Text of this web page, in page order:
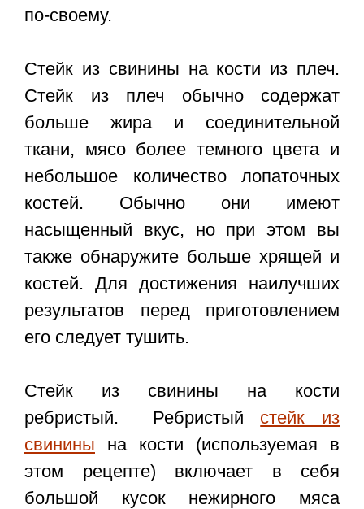
по-своему.
Стейк из свинины на кости из плеч.
Стейк из плеч обычно содержат
больше жира и соединительной
ткани, мясо более темного цвета и
небольшое количество лопаточных
костей. Обычно они имеют
насыщенный вкус, но при этом вы
также обнаружите больше хрящей и
костей. Для достижения наилучших
результатов перед приготовлением
его следует тушить.
Стейк из свинины на кости
ребристый. Ребристый стейк из
свинины на кости (используемая в
этом рецепте) включает в себя
большой кусок нежирного мяса